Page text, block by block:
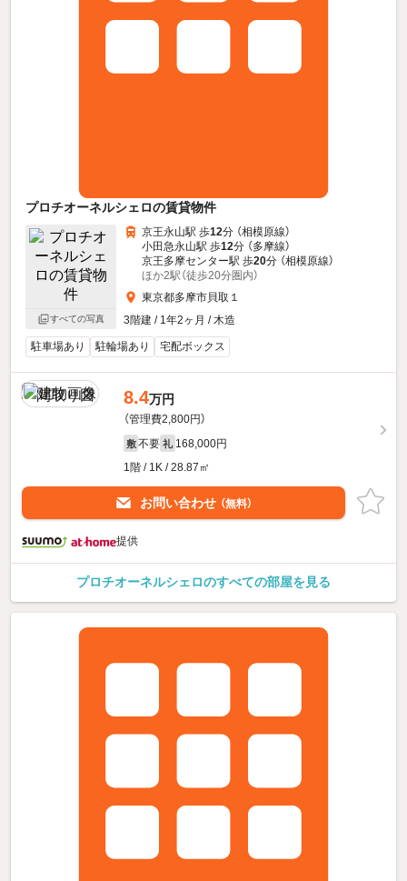
プロチオーネルシェロの賃貸物件
すべての写真
京王永山駅 歩12分 （相模原線）
小田急永山駅 歩12分 （多摩線）
京王多摩センター駅 歩20分 （相模原線）
ほか2駅（徒歩20分圏内）
東京都多摩市貝取１
3階建 / 1年2ヶ月 / 木造
駐車場あり 駐輪場あり 宅配ボックス
8.4万円
（管理費2,800円）
敷 不要 礼 168,000円
1階 / 1K / 28.87㎡
お問い合わせ （無料）
提供
プロチオーネルシェロのすべての部屋を見る